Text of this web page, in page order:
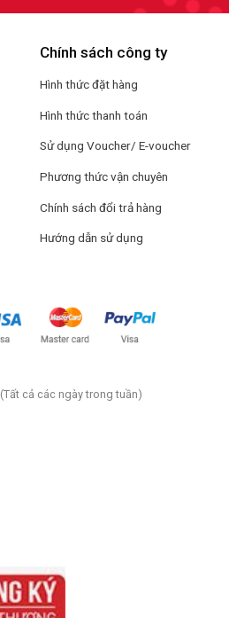
Chính sách công ty
Hình thức đặt hàng
Hình thức thanh toán
Sử dụng Voucher/ E-voucher
Phương thức vận chuyên
Chính sách đổi trả hàng
Hướng dẫn sử dụng
(Tất cả các ngày trong tuần)